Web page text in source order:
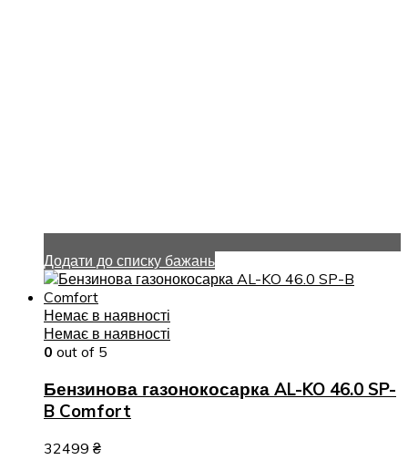
Додати до списку бажань
Немає в наявності
Немає в наявності
0 out of 5
Бензинова газонокосарка AL-KO 46.0 SP-
B Comfort
32499 ₴